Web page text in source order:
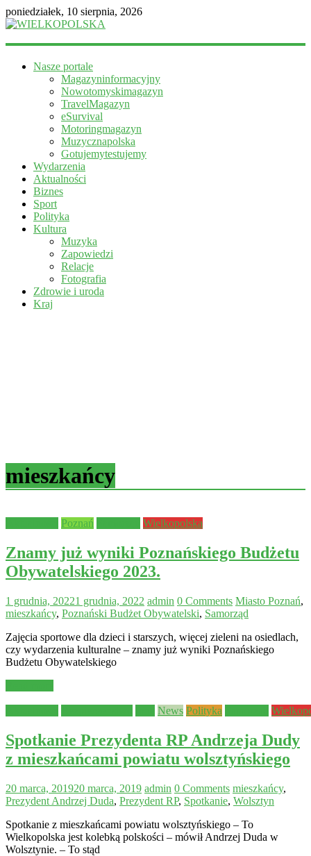
poniedziałek, 10 sierpnia, 2026
WIELKOPOLSKA
informacyjny
Nasze portale
Magazyninformacyjny
Nowotomyskimagazyn
TravelMagazyn
eSurvival
Motoringmagazyn
Muzycznapolska
Gotujemytestujemy
Wydarzenia
Aktualności
Biznes
Sport
Polityka
Kultura
Muzyka
Zapowiedzi
Relacje
Fotografia
Zdrowie i uroda
Kraj
mieszkańcy
Poznań Wielkopolska
Znamy już wyniki Poznańskiego Budżetu
Obywatelskiego 2023.
1 grudnia, 20221 grudnia, 2022 admin 0 Comments Miasto Poznań,
mieszkańcy, Poznański Budżet Obywatelski, Samorząd
Zajęcia sportowe dla dzieci i starszych, więcej zieleni na osiedlach,
czy wydarzenia kulturalne – znamy już wyniki Poznańskiego
Budżetu Obywatelskiego
News Polityka
Spotkanie Prezydenta RP Andrzeja Dudy
z mieszkańcami powiatu wolsztyńskiego
20 marca, 201920 marca, 2019 admin 0 Comments mieszkańcy,
Prezydent Andrzej Duda, Prezydent RP, Spotkanie, Wolsztyn
Spotkanie z mieszkańcami powiatu wolsztyńskiego – To
Wielkopolska jest kolebką polskości – mówił Andrzej Duda w
Wolsztynie. – To stąd